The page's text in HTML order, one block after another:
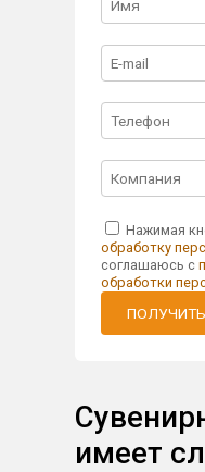
Нажимая
обработку
соглашаюсь с
обработки
имеет